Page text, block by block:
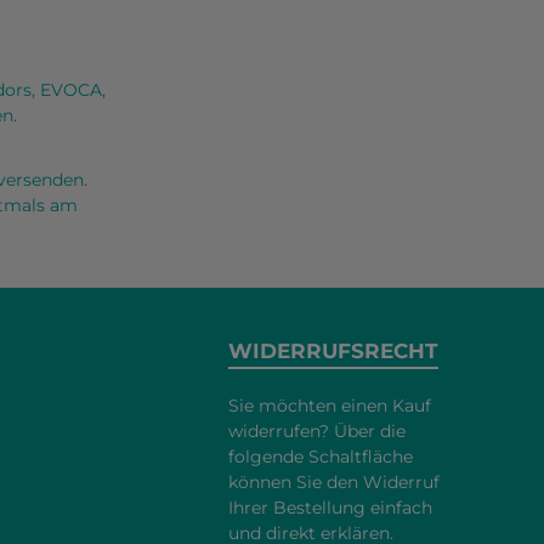
EVOCA,
am
WIDERRUFSRECHT
Sie möchten einen Kauf
widerrufen? Über die
folgende Schaltfläche
können Sie den Widerruf
Ihrer Bestellung einfach
und direkt erklären.